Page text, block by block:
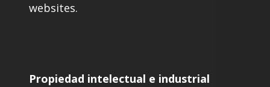
websites.
Propiedad intelectual e industrial